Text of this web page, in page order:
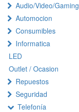
Audio/Video/Gaming
Automocion
Consumibles
Informatica
LED
Outlet / Ocasion
Repuestos
Seguridad
Telefonía